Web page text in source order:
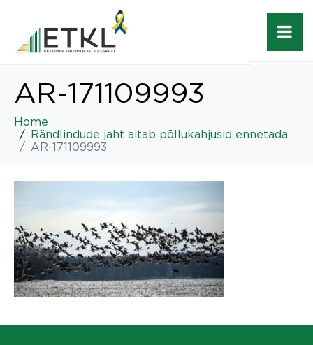
AR-171109993
Home
Rändlindude jaht aitab põllukahjusid ennetada
AR-171109993